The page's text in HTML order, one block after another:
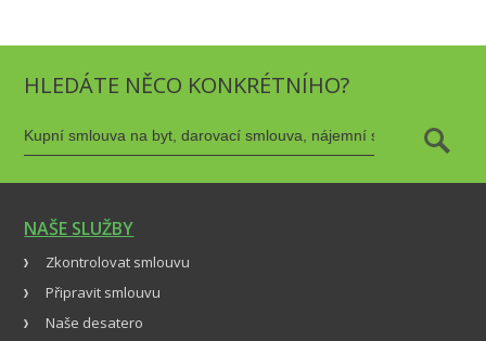
HLEDÁTE NĚCO KONKRÉTNÍHO?
NAŠE SLUŽBY
Zkontrolovat smlouvu
Připravit smlouvu
Naše desatero